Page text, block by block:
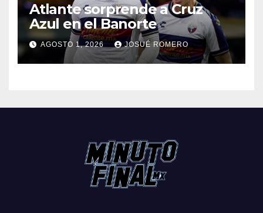
Atlante sorprende a Cruz
Azul en el Banorte
AGOSTO 1, 2026 JOSUÉ ROMERO